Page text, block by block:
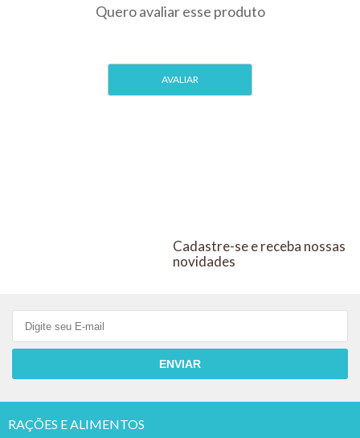
COM 10
COM 3
Cadastre-se e receba nossas
novidades
ENVIAR
RAÇÕES E ALIMENTOS